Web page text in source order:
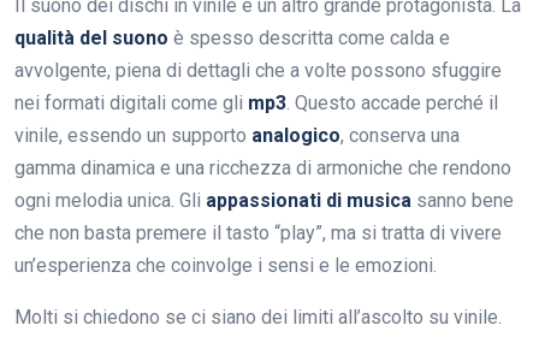
Il suono dei dischi in vinile è un altro grande protagonista. La
qualità del suono è spesso descritta come calda e
avvolgente, piena di dettagli che a volte possono sfuggire
nei formati digitali come gli mp3. Questo accade perché il
vinile, essendo un supporto analogico, conserva una
gamma dinamica e una ricchezza di armoniche che rendono
ogni melodia unica. Gli appassionati di musica sanno bene
che non basta premere il tasto “play”, ma si tratta di vivere
un’esperienza che coinvolge i sensi e le emozioni.
Molti si chiedono se ci siano dei limiti all’ascolto su vinile.